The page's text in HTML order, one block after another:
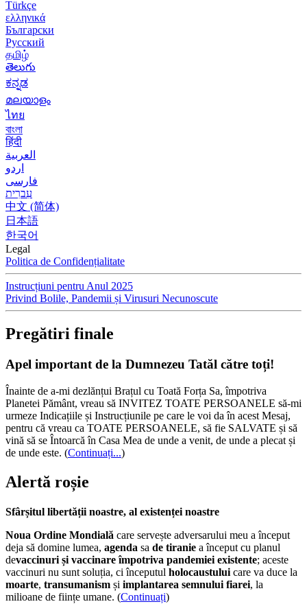
Türkçe
ελληνικά
Български
Русский
தமிழ்
తెలుగు
ಕನ್ನಡ
മലയാളം
ไทย
বাংলা
हिंदी
العربية
اردو
فارسی
עִברִית
中文 (简体)
日本語
한국어
Legal
Politica de Confidențialitate
Instrucțiuni pentru Anul 2025
Privind Bolile, Pandemii și Virusuri Necunoscute
Pregătiri finale
Apel important de la Dumnezeu Tatăl către toți!
Înainte de a-mi dezlănțui Brațul cu Toată Forța Sa, împotriva
Planetei Pământ, vreau să INVITEZ TOATE PERSOANELE să-mi
urmeze Indicațiile și Instrucțiunile pe care le voi da în acest Mesaj,
pentru că vreau ca TOATE PERSOANELE, să fie SALVATE și să
vină să se Întoarcă în Casa Mea de unde a venit, de unde a plecat și
de unde este. (Continuați...)
Alertă roșie
Sfârșitul libertății noastre, al existenței noastre
Noua Ordine Mondială care servește adversarului meu a început
deja să domine lumea, agenda sa de tiranie a început cu planul
devaccinuri și vaccinare împotriva pandemiei existente; aceste
vaccinuri nu sunt soluția, ci începutul holocaustului care va duce la
moarte, transumanism și implantarea semnului fiarei, la
milioane de ființe umane. (Continuați)